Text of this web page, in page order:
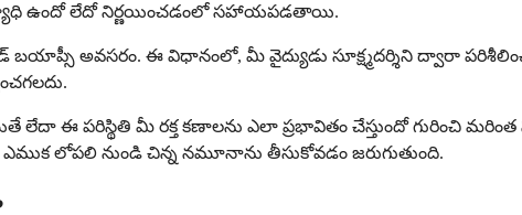
వ్యాధి ఉందో లేదో నిర్ణయించడంలో సహాయపడతాయి.
అవసరం. ఈ విధానంలో, మీ వైద్యుడు సూక్ష్మదర్శిని ద్వారా
ఈ పరిస్థితి మీ రక్త కణాలను ఎలా ప్రభావితం చేస్తుందో గురించి
లోపలి నుండి చిన్న నమూనాను తీసుకోవడం జరుగుతుంది.